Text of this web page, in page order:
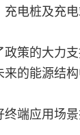
电桩及充
策的大力
的能源结
端应用场